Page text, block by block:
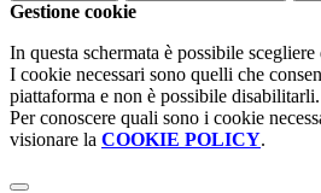
Gestione cookie
In questa schermata è possibile
I cookie necessari sono quelli che
piattaforma e non è possibile disabilitarli.
Per conoscere quali sono i cookie
visionare la COOKIE POLICY.